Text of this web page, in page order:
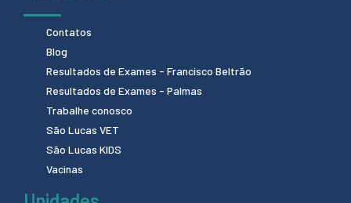
Contatos
Blog
Resultados de Exames - Francisco Beltrão
Resultados de Exames - Palmas
Trabalhe conosco
São Lucas VET
São Lucas KIDS
Vacinas